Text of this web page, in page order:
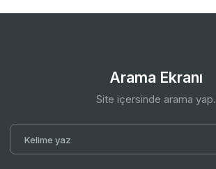
Arama Ekranı
Site içersinde arama yap.